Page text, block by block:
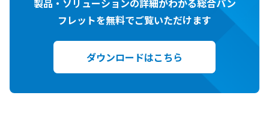
製品・ソリューションの詳細がわかる総合パン
フレットを無料でご覧いただけます
ダウンロードはこちら